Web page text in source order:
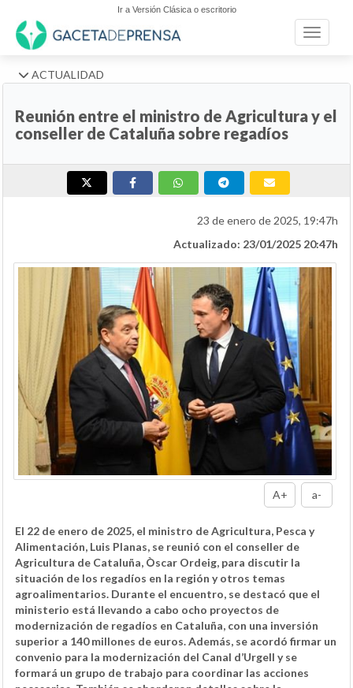
Ir a Versión Clásica o escritorio
Toggle
ACTUALIDAD
Reunión entre el ministro de Agricultura y el
conseller de Cataluña sobre regadíos
23 de enero de 2025, 19:47h
Actualizado: 23/01/2025 20:47h
A+ a-
El 22 de enero de 2025, el ministro de Agricultura, Pesca y
Alimentación, Luis Planas, se reunió con el conseller de
Agricultura de Cataluña, Òscar Ordeig, para discutir la
situación de los regadíos en la región y otros temas
agroalimentarios. Durante el encuentro, se destacó que el
ministerio está llevando a cabo ocho proyectos de
modernización de regadíos en Cataluña, con una inversión
superior a 140 millones de euros. Además, se acordó firmar un
convenio para la modernización del Canal d’Urgell y se
formará un grupo de trabajo para coordinar las acciones